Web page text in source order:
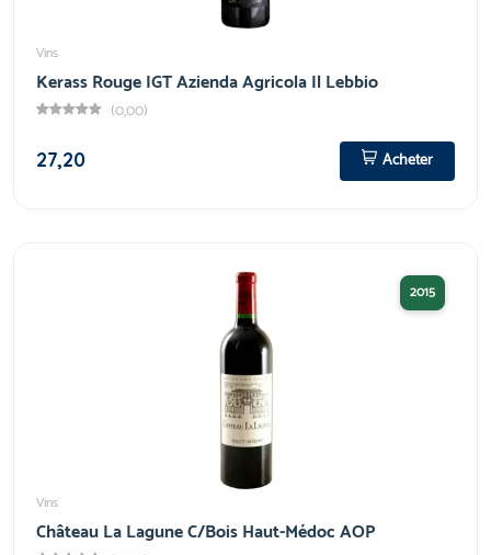
Vins
Kerass Rouge IGT Azienda Agricola Il Lebbio
(0,00)
27,20
Acheter
2015
Vins
Château La Lagune C/Bois Haut-Médoc AOP